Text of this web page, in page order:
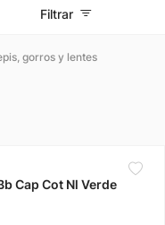
Filtrar
gorros y lentes
Cap Cot Nl Verde